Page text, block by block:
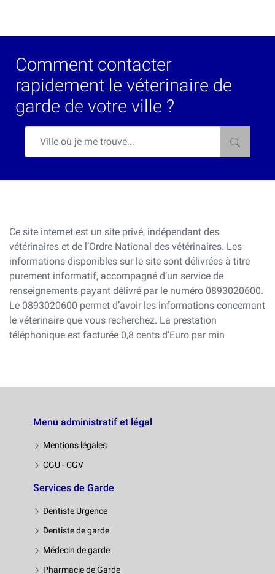
Comment contacter
rapidement le véterinaire de
garde de votre ville ?
Ce site internet est un site privé, indépendant des
vétérinaires et de l’Ordre National des vétérinaires. Les
informations disponibles sur le site sont délivrées à titre
purement informatif, accompagné d’un service de
renseignements payant délivré par le numéro 0893020600.
Le 0893020600 permet d’avoir les informations concernant
le véterinaire que vous recherchez. La prestation
téléphonique est facturée 0,8 cents d’Euro par min
Menu administratif et légal
Mentions légales
CGU - CGV
Services de Garde
Dentiste Urgence
Dentiste de garde
Médecin de garde
Pharmacie de Garde